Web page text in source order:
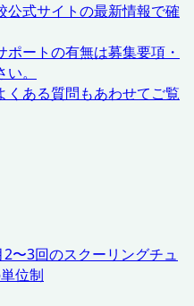
公式サイトの最新情報で確
ートの有無は募集要項・
。
くある質問もあわせてご覧
2〜3回のスクーリングチュ
位制